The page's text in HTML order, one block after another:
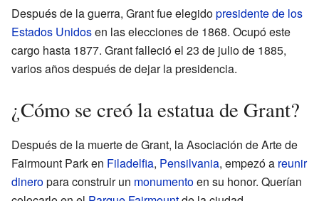
Después de la guerra, Grant fue elegidopresidente de los
Estados Unidosen las elecciones de 1868. Ocupó este
cargo hasta 1877. Grant falleció el 23 de julio de 1885,
varios años después de dejar la presidencia.
¿Cómo se creó la estatua de Grant?
Después de la muerte de Grant, la Asociación de Arte de
Fairmount Park en Filadelfia, Pensilvania, empezó a reunir
dineropara construir un monumentoen su honor. Querían